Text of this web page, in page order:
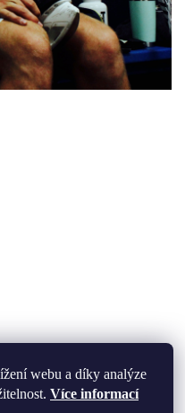
webu a díky analýze
Více informací